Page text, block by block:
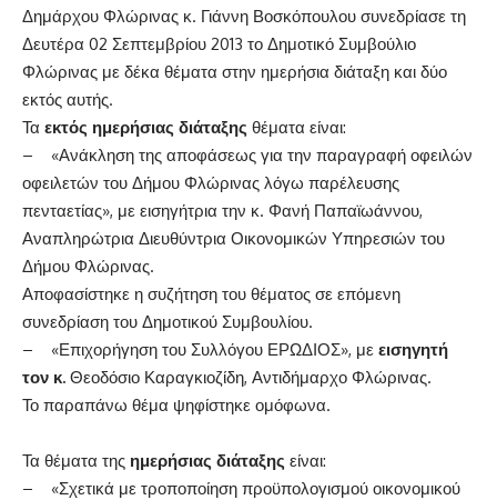
Δημάρχου Φλώρινας κ. Γιάννη Βοσκόπουλου συνεδρίασε τη
Δευτέρα 02 Σεπτεμβρίου 2013 το Δημοτικό Συμβούλιο
Φλώρινας με δέκα θέματα στην ημερήσια διάταξη και δύο
εκτός αυτής.
Τα εκτός ημερήσιας διάταξης θέματα είναι:
– «Ανάκληση της αποφάσεως για την παραγραφή οφειλών
οφειλετών του Δήμου Φλώρινας λόγω παρέλευσης
πενταετίας», με εισηγήτρια την κ. Φανή Παπαϊωάννου,
Αναπληρώτρια Διευθύντρια Οικονομικών Υπηρεσιών του
Δήμου Φλώρινας.
Αποφασίστηκε η συζήτηση του θέματος σε επόμενη
συνεδρίαση του Δημοτικού Συμβουλίου.
– «Επιχορήγηση του Συλλόγου ΕΡΩΔΙΟΣ», με εισηγητή
τον κ. Θεοδόσιο Καραγκιοζίδη, Αντιδήμαρχο Φλώρινας.
Το παραπάνω θέμα ψηφίστηκε ομόφωνα.
Τα θέματα της ημερήσιας διάταξης είναι:
– «Σχετικά με τροποποίηση προϋπολογισμού οικονομικού